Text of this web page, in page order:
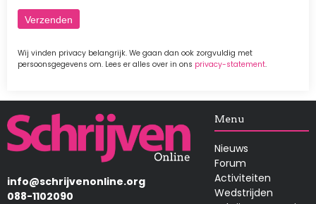
Wij vinden privacy belangrijk. We gaan dan ook zorgvuldig met
persoonsgegevens om. Lees er alles over in ons privacy-statement.
Afbeelding
info@schrijvenonline.org
088-1102090
Menu
Nieuws
Forum
Activiteiten
Wedstrijden